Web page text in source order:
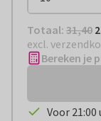
Totaal: € 27,60
Totaal: 31,40
excl.
Bereken je
Voor